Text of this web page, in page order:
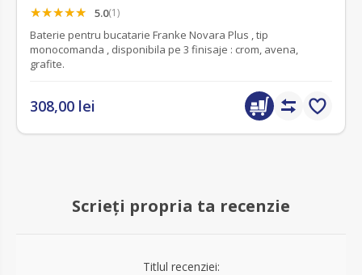
5.0(1)
Baterie pentru bucatarie Franke Novara Plus , tip
monocomanda , disponibila pe 3 finisaje : crom, avena,
grafite.
308,00 lei
Scrieți propria ta recenzie
Titlul recenziei: